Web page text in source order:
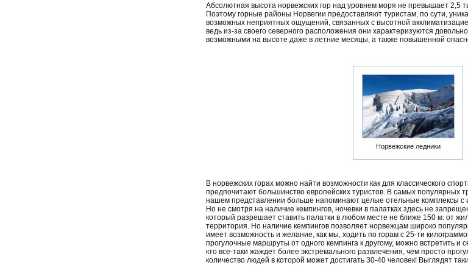
Абсолютная высота норвежских гор над уровнем моря не превышает 2,5
Поэтому горные районы Норвегии предоставляют туристам, по сути,
возможных неприятных ощущений, связанных с высотной
ведь из-за своего северного расположения они характеризуются
возможными на высоте даже в летние месяцы, а также повышенной
Норвежские ледники
В норвежских горах можно найти возможности как для классического
предпочитают большинство европейских туристов. В самых популярных
нашем представлении больше напоминают целые отельные комплексы
Но не смотря на наличие кемпингов, ночевки в палатках здесь не
который разрешает ставить палатки в любом месте не ближе 150 м. от
территория. Но наличие кемпингов позволяет норвежцам широко
имеет возможность и желание, как мы, ходить по горам с 25-ти
прогулочные маршруты от одного кемпинга к другому, можно встретить
кто все-таки жаждет более экстремального развлечения, чем просто
количество людей в которой может достигать 30-40 человек! Выглядят